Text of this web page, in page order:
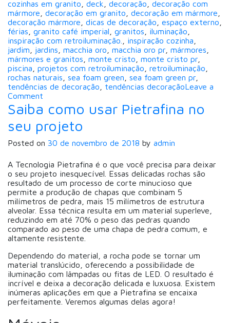
cozinhas em granito
deck decoração
decoração com
mármore
decoração em granito decoração em mármore
decoração mármore
dicas de decoração espaço externo
férias
granito café imperial granitos iluminação
inspiração com retroiluminação.
inspiração cozinha
jardim
jardins macchia oro macchia oro pr mármores
mármores e granitos
monte cristo monte cristo pr
piscina
projetos com retroiluminação retroiluminação
rochas naturais
sea foam green sea foam green pr
tendências de decoração
tendências decoraçãoLeave a
Comment
seu
espaço
externo
com
naturais
Saiba como usar Pietrafina no
seu projeto
Posted on 30 de novembro de 2018 by admin
A Tecnologia Pietrafina é o que você precisa para deixar
o seu projeto inesquecível. Essas delicadas rochas são
resultado de um processo de corte minucioso que
permite a produção de chapas que combinam 5
milímetros de pedra, mais 15 milímetros de estrutura
alveolar. Essa técnica resulta em um material superleve,
reduzindo em até 70% o peso das pedras quando
comparado ao peso de uma chapa de pedra comum, e
altamente resistente.
Dependendo do material, a rocha pode se tornar um
material translúcido, oferecendo a possibilidade de
iluminação com lâmpadas ou fitas de LED. O resultado é
incrível e deixa a decoração delicada e luxuosa. Existem
inúmeras aplicações em que a Pietrafina se encaixa
perfeitamente. Veremos algumas delas agora!